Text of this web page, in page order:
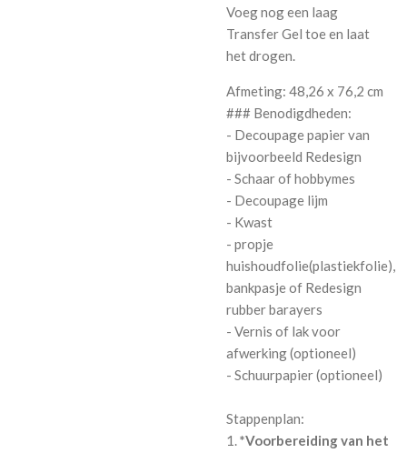
Voeg nog een laag
Transfer Gel toe en laat
het drogen.
Afmeting: 48,26 x 76,2 cm
### Benodigdheden:
- Decoupage papier van
bijvoorbeeld Redesign
- Schaar of hobbymes
- Decoupage lijm
- Kwast
- propje
huishoudfolie(plastiekfolie),
bankpasje of Redesign
rubber barayers
- Vernis of lak voor
afwerking (optioneel)
- Schuurpapier (optioneel)
Stappenplan:
1.*Voorbereiding van het